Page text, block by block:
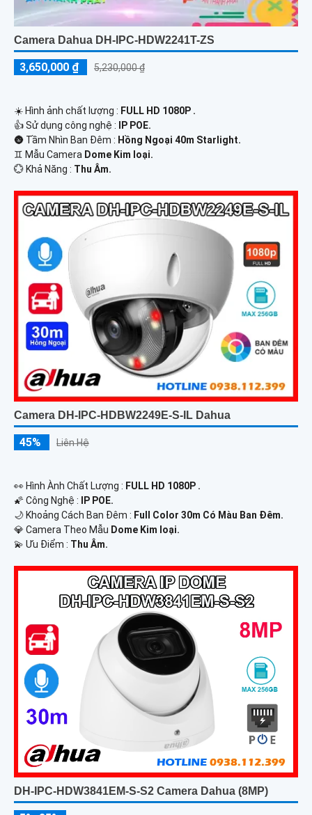
Camera Dahua DH-IPC-HDW2241T-ZS
3,650,000 ₫ 5,230,000 ₫
☀️ Hình ảnh chất lượng : FULL HD 1080P .
👍 Sử dụng công nghệ :
IP POE.
🌚 Tầm Nhìn Ban Đêm : Hồng Ngoại 40m Starlight.
♊ Mẫu Camera Dome Kim loại.
️💮 Khả Năng : Thu Âm.
Camera DH-IPC-HDBW2249E-S-IL Dahua
45% Liên Hệ
️👀 Hình Ành Chất Lượng : FULL HD 1080P .
🌠 Công Nghệ :
IP POE.
🌙 Khoảng Cách Ban Đêm : Full Color 30m Có Màu Ban Ðêm.
💎 Camera Theo Mẫu Dome Kim loại.
️💫 Ưu Điểm : Thu Âm.
DH-IPC-HDW3841EM-S-S2 Camera Dahua (8MP)